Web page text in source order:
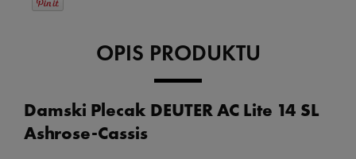
OPIS PRODUKTU
Damski Plecak DEUTER AC Lite 14 SL
Ashrose-Cassis